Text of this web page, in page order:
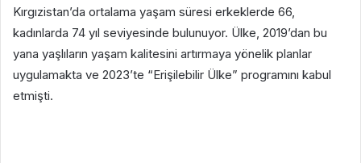
Kırgızistan’da ortalama yaşam süresi erkeklerde 66,
kadınlarda 74 yıl seviyesinde bulunuyor. Ülke, 2019’dan bu
yana yaşlıların yaşam kalitesini artırmaya yönelik planlar
uygulamakta ve 2023’te “Erişilebilir Ülke” programını kabul
etmişti.